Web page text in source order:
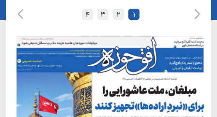
۱ ۲ ۳ ۴